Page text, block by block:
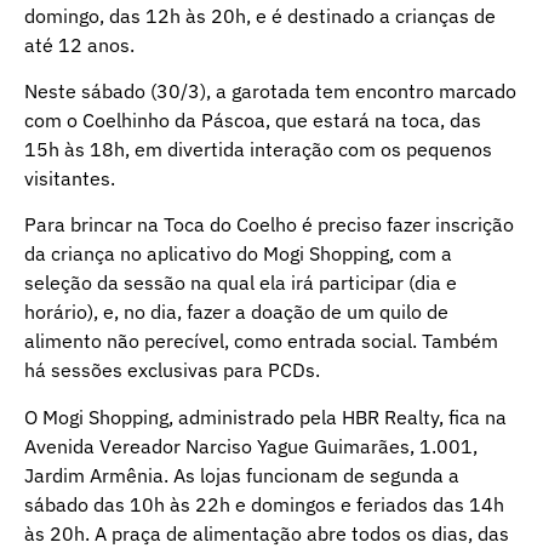
domingo, das 12h às 20h, e é destinado a crianças de
até 12 anos.
Neste sábado (30/3), a garotada tem encontro marcado
com o Coelhinho da Páscoa, que estará na toca, das
15h às 18h, em divertida interação com os pequenos
visitantes.
Para brincar na Toca do Coelho é preciso fazer inscrição
da criança no aplicativo do Mogi Shopping, com a
seleção da sessão na qual ela irá participar (dia e
horário), e, no dia, fazer a doação de um quilo de
alimento não perecível, como entrada social. Também
há sessões exclusivas para PCDs.
O Mogi Shopping, administrado pela HBR Realty, fica na
Avenida Vereador Narciso Yague Guimarães, 1.001,
Jardim Armênia. As lojas funcionam de segunda a
sábado das 10h às 22h e domingos e feriados das 14h
às 20h. A praça de alimentação abre todos os dias, das